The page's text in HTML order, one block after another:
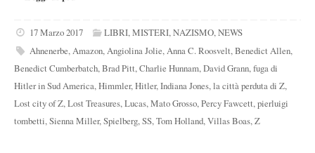
17 Marzo 2017 LIBRI,MISTERI,NAZISMO,NEWS
Ahnenerbe,Amazon,Angiolina Jolie,Anna C. Roosvelt,Benedict Allen,
Benedict Cumberbatch,Brad Pitt,Charlie Hunnam,David Grann,fuga di
Hitler in Sud America,Himmler,Hitler,Indiana Jones,la città perduta di Z,
Lost city of Z,Lost Treasures,Lucas,Mato Grosso,Percy Fawcett,pierluigi
tombetti,Sienna Miller,Spielberg,SS,Tom Holland,Villas Boas,Z